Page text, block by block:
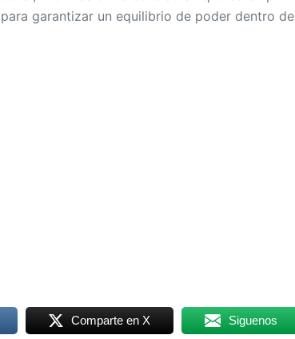
garantizar un equilibrio de poder dentro de
Comparte en X Siguenos